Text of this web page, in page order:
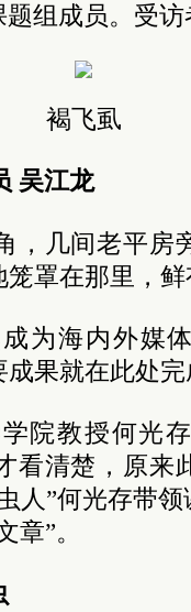
题组成员。受访
褐飞虱
吴江龙
，几间老平房
罩在那里，
成为海内外
果就在此处
院教授何光
看清楚，原来
人”何光存带
”。